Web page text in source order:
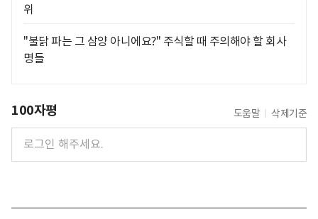
위
"불닭 파는 그 삼양 아니에요?" 주식할 때 주의해야 할 회사
명들
100자평 도움말 삭제기준